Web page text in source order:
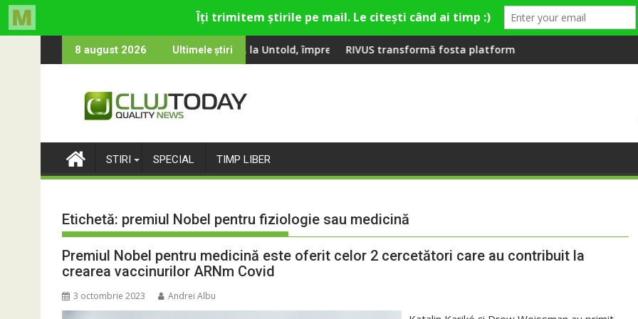
to
8 august 2026 Ultimele știri
Smiley și Theo Rose și comercianți români parteneri, în premieră la Fashion Village
100 000 de oameni au cântat, la Untold, împreună cu StingRIVUS transformă fosta platformă Carbochim într-un nou centru cultural și
STIRI SPECIAL TIMP LIBER
Etichetă: premiul Nobel pentru fiziologie sau medicină
Premiul Nobel pentru medicină este oferit celor 2 cercetători care au contribuit la
crearea vaccinurilor ARNm Covid
3 octombrie 2023 Andrei Albu